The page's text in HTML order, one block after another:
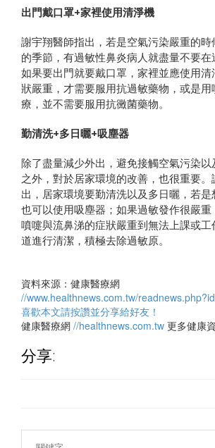
出門戴口罩+家裡使用清淨機
謝宇翔醫師指出，若是空氣污染嚴重的時
的季節，有過敏性鼻炎病人就盡量不要在
如果要出門就要戴口罩，家裡並應使用清
狀嚴重，才需要服用抗過敏藥物，或是
療，並不需要服用抗黴菌藥物。
勤清洗+多日曬+吸塵器
除了盡量減少外出，避免接觸空氣污染
之外，對於居家環境的改善，也很重要。
出，居家環境要勤清洗以及多日曬，若是
也可以使用吸塵器；如果過敏發作很嚴
噴嚏與流鼻涕的症狀嚴重到無法上課或工
道進行清潔，積極去除過敏原。
資料來源：健康醫療網
//www.healthnews.com.tw/
喜歡本文請按讚並分享給好友！
健康醫療網 //healthnews.com.tw 更多健康
分享: